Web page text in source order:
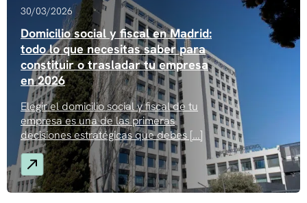
30/03/2026
Domicilio social y fiscal en Madrid:
todo lo que necesitas saber para
constituir o trasladar tu empresa
en 2026
Elegir el domicilio social y fiscal de tu
empresa es una de las primeras
decisiones estratégicas que debes […]